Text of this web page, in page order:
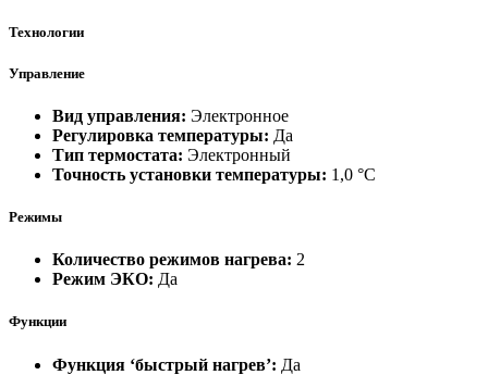
Технологии
Управление
Вид управления: Электронное
Регулировка температуры: Да
Тип термостата: Электронный
Точность установки температуры: 1,0 °С
Режимы
Количество режимов нагрева: 2
Режим ЭКО: Да
Функции
Функция ‘быстрый нагрев’: Да